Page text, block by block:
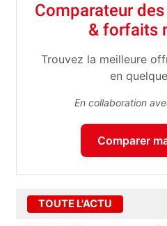
Comparateur
& forfaits
Trouvez la meilleure
en
En collaboration
Comparer
TOUTE L'ACTU